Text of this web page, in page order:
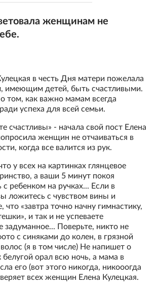
женщинам не
в честь Дня матери пожелала
имеющим детей, быть счастливыми.
том, как важно мамам всегда
успеха для всей семьи.
счастливы» - начала свой пост Елена
женщин не отчаиваться в
когда все валится из рук.
у всех на картинках глянцевое
а ваши 5 минут покоя
ребенком на ручках... Если в
ложитесь с чувством вины и
«завтра точно начну гимнастику,
и так и не успеваете
задуманное... Поверьте, никто не
с синяками до колен, в грязной
(я в том числе) Не напишет о
белугой орал всю ночь, а мама в
его (вот этого никогда, никооогда
всех женщин Елена Кулецкая.